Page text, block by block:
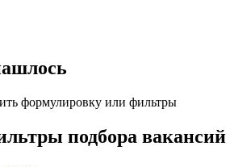
формулировку или фильтры
подбора вакансий